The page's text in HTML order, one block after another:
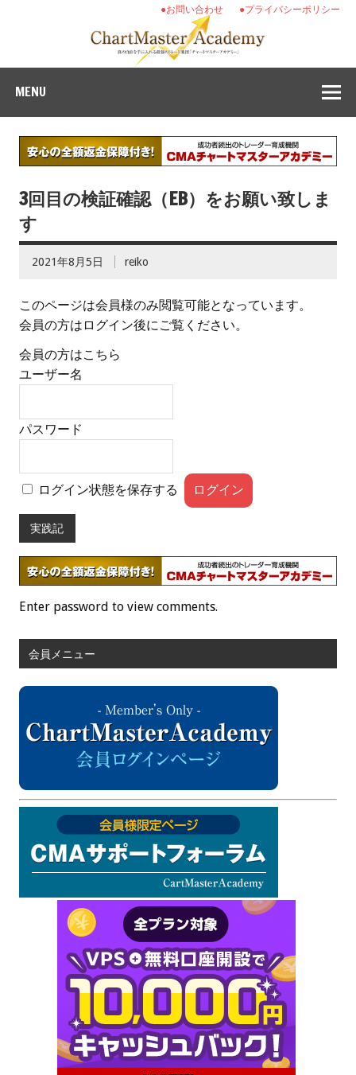
●プライバシーポリシー
●お問い合わせ
MENU
3回目の検証確認（EB）をお願い致しま
す
2021年8月5日 reiko
このページは会員様のみ閲覧可能となっています。
会員の方はログイン後にご覧ください。
会員の方はこちら
ユーザー名
パスワード
ログイン状態を保存する
実践記
Enter password to view comments.
会員メニュー